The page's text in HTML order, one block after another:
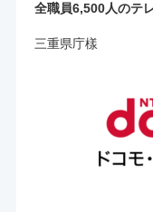
全職員6,500人のテ
三重県庁樣